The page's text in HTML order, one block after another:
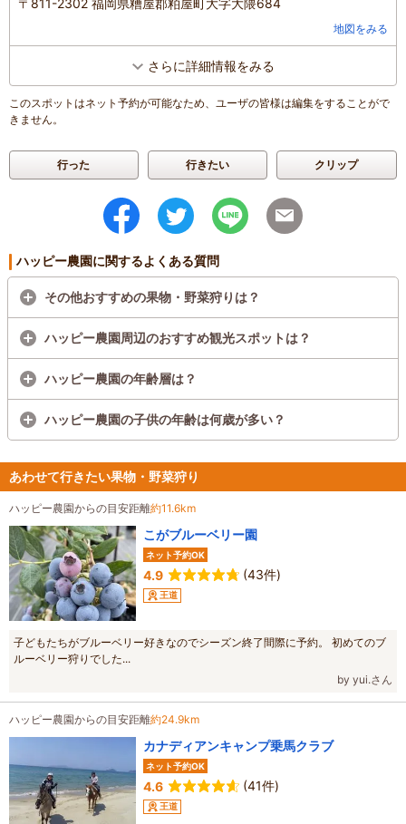
〒811-2302 福岡県糟屋郡粕屋町大字大隈684
地図をみる
さらに詳細情報をみる
このスポットはネット予約が可能なため、ユーザの皆様は編集をすることがで
きません。
行った 行きたい クリップ
ハッピー農園に関するよくある質問
その他おすすめの果物・野菜狩りは？
ハッピー農園周辺のおすすめ観光スポットは？
ハッピー農園の年齢層は？
ハッピー農園の子供の年齢は何歳が多い？
あわせて行きたい果物・野菜狩り
ハッピー農園からの目安距離約11.6km
こがブルーベリー園
ネット予約OK
4.9 (43件)
王道
子どもたちがブルーベリー好きなのでシーズン終了間際に予約。 初めてのブ
ルーベリー狩りでした...
by yui.さん
ハッピー農園からの目安距離約24.9km
カナディアンキャンプ乗馬クラブ
ネット予約OK
4.6 (41件)
王道